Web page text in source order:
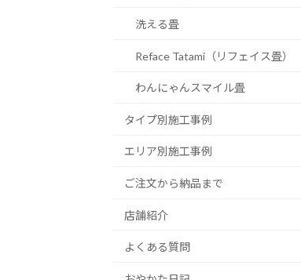
洗える畳
Reface Tatami（リフェイス畳）
わんにゃんスマイル畳
タイプ別施工事例
エリア別施工事例
ご注文から納品まで
店舗紹介
よくある質問